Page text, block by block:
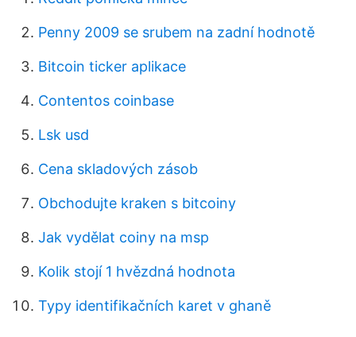
Penny 2009 se srubem na zadní hodnotě
Bitcoin ticker aplikace
Contentos coinbase
Lsk usd
Cena skladových zásob
Obchodujte kraken s bitcoiny
Jak vydělat coiny na msp
Kolik stojí 1 hvězdná hodnota
Typy identifikačních karet v ghaně